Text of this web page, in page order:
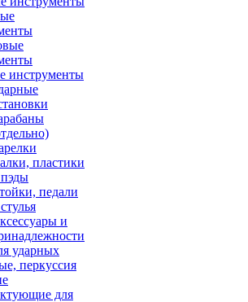
инструменты
пластики
педали
и
ударных
перкуссия
для